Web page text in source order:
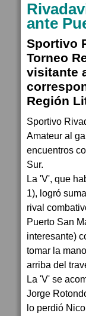
ante
Sportivo
Torneo
visitante
Región
Sportivo
Amateur al
encuentros
Sur.
La 'V', que
1), logró
rival
Puerto San
interesante)
tomar la
arriba del
La 'V' se
Jorge
lo perdió